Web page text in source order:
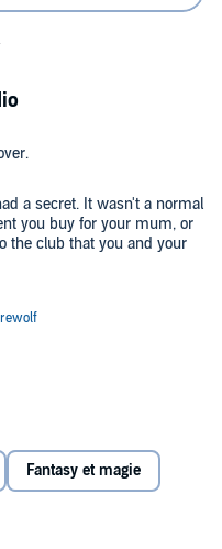
a secret. It wasn't a normal
you buy for your mum, or
the club that you and your
the case of the
Fantasy et magie